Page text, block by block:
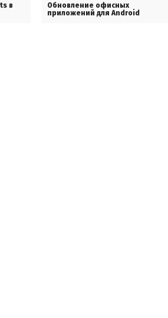
в
Обновление офисных
приложений для Android